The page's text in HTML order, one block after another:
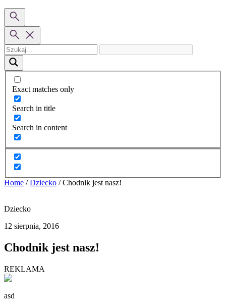
Exact matches only
Search in title
Search in content
Home / Dziecko / Chodnik jest nasz!
Dziecko
12 sierpnia, 2016
Chodnik jest nasz!
REKLAMA
asd